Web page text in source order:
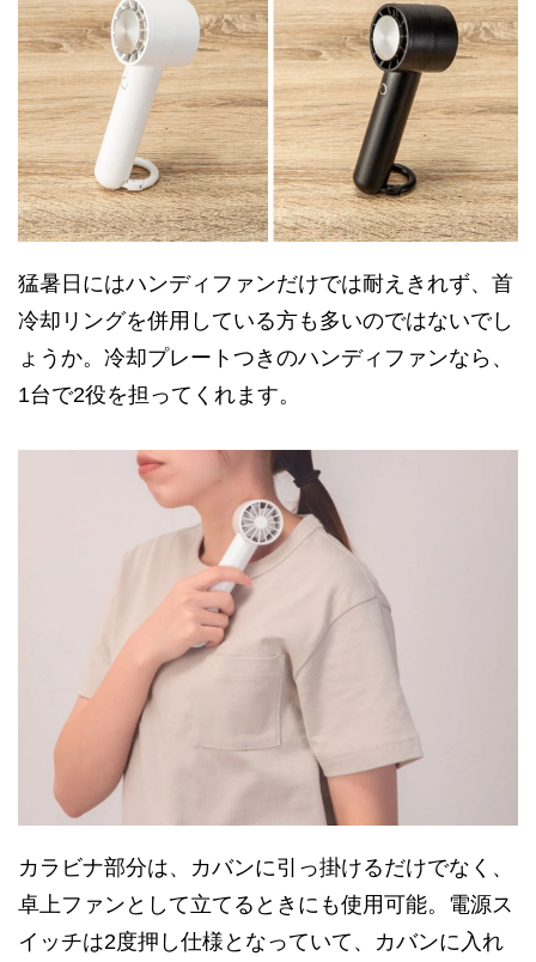
猛暑日にはハンディファンだけでは耐えきれず、首
冷却リングを併用している方も多いのではないでし
ょうか。冷却プレートつきのハンディファンなら、
1台で2役を担ってくれます。
カラビナ部分は、カバンに引っ掛けるだけでなく、
卓上ファンとして立てるときにも使用可能。電源ス
イッチは2度押し仕様となっていて、カバンに入れ